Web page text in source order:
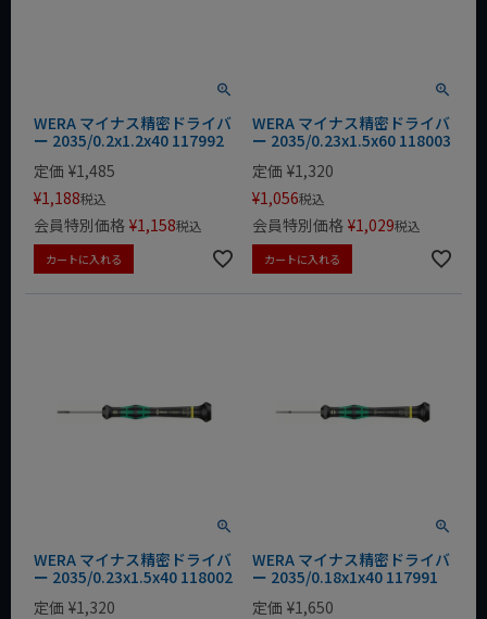
WERA マイナス精密ドライバ
ー 2035/0.2x1.2x40 117992
定価 ¥1,485
¥1,188税込
会員特別価格 ¥1,158税込
カートに入れる
WERA マイナス精密ドライバ
ー 2035/0.23x1.5x60 118003
定価 ¥1,320
¥1,056税込
会員特別価格 ¥1,029税込
カートに入れる
WERA マイナス精密ドライバ
ー 2035/0.23x1.5x40 118002
定価 ¥1,320
WERA マイナス精密ドライバ
ー 2035/0.18x1x40 117991
定価 ¥1,650